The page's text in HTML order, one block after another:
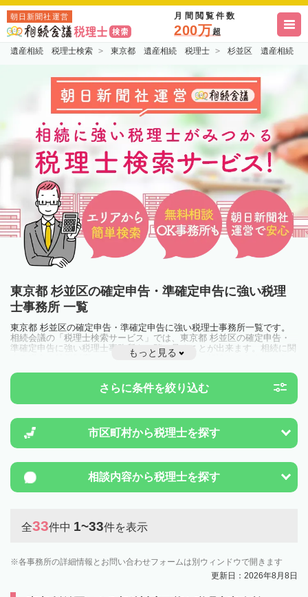
朝日新聞社運営 月間閲覧件数
200万超
遺産相続 税理士検索 東京都 遺産相続 税理士 杉並区 遺産相続
東京都 杉並区の確定申告・準確定申告に強い税理
士事務所 一覧
東京都 杉並区の確定申告・準確定申告に強い税理士事務所一覧です。
相続会議の「税理士検索サービス」では、東京都 杉並区の確定申告・
準確定申告に強い税理士事務所を一覧で見ることが出来ます。相続に関
する税金や特例制度のことは一度近隣の税理士に相談してみましょう。
もっと見る
さらに条件を絞り込む
市区町村から税理士を探す
相談内容から税理士を探す
全33件中 1~33件を表示
各事務所の詳細情報とお問い合わせフォームは別ウィンドウで開きます
更新日：2026年8月8日